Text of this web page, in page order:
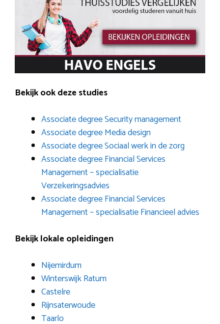
Bekijk ook deze studies
Associate degree Security management
Associate degree Media design
Associate degree Sociaal werk in de zorg
Associate degree Financial Services
Management – specialisatie
Verzekeringsadvies
Associate degree Financial Services
Management – specialisatie Financieel advies
Bekijk lokale opleidingen
Nijemirdum
Winterswijk Ratum
Castelre
Rijnsaterwoude
Taarlo